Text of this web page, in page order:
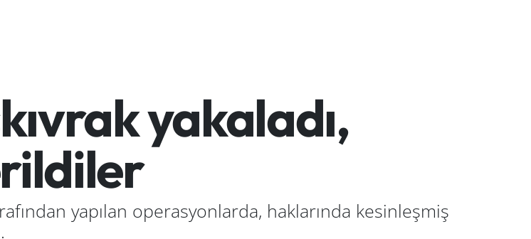
yakaladı,
yapılan operasyonlarda, haklarında kesinleşmiş